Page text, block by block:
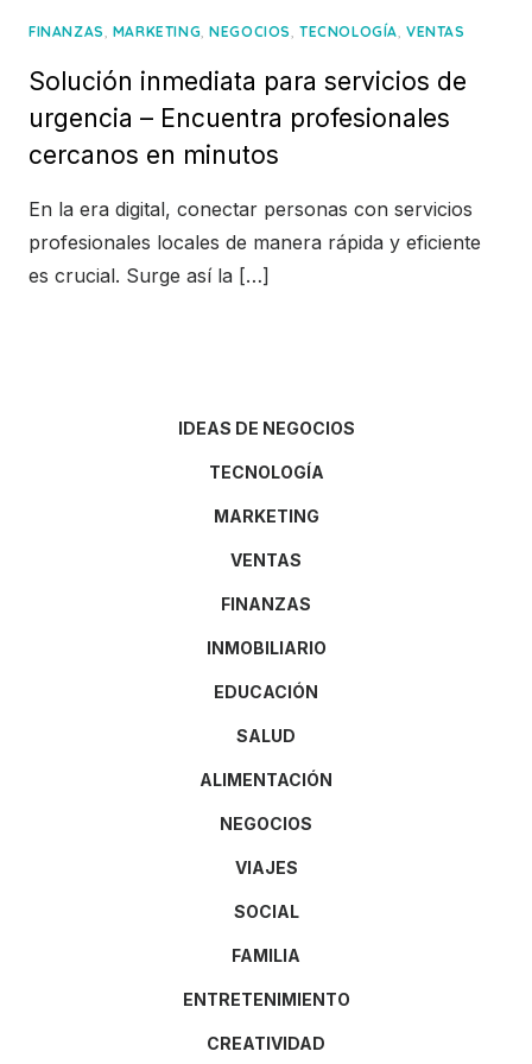
FINANZAS, MARKETING,NEGOCIOS,TECNOLOGÍA,VENTAS
Solución inmediata para servicios de
urgencia – Encuentra profesionales
cercanos en minutos
En la era digital, conectar personas con servicios
profesionales locales de manera rápida y eficiente
es crucial. Surge así la […]
IDEAS DE NEGOCIOS
TECNOLOGÍA
MARKETING
VENTAS
FINANZAS
INMOBILIARIO
EDUCACIÓN
SALUD
ALIMENTACIÓN
NEGOCIOS
VIAJES
SOCIAL
FAMILIA
ENTRETENIMIENTO
CREATIVIDAD